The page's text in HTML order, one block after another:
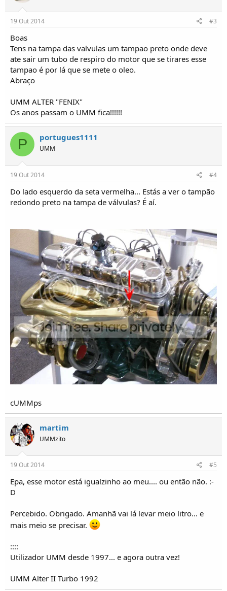
19 Out 2014 #3
Boas
Tens na tampa das valvulas um tampao preto onde deve
ate sair um tubo de respiro do motor que se tirares esse
tampao é por lá que se mete o oleo.
Abraço
UMM ALTER "FENIX"
Os anos passam o UMM fica!!!!!!
P portugues1111
UMM
19 Out 2014 #4
Do lado esquerdo da seta vermelha... Estás a ver o tampão
redondo preto na tampa de válvulas? É aí.
cUMMps
martim
UMMzito
19 Out 2014 #5
Epa, esse motor está igualzinho ao meu.... ou então não. :-
D
Percebido. Obrigado. Amanhã vai lá levar meio litro... e
mais meio se precisar.
::::
Utilizador UMM desde 1997... e agora outra vez!
UMM Alter II Turbo 1992